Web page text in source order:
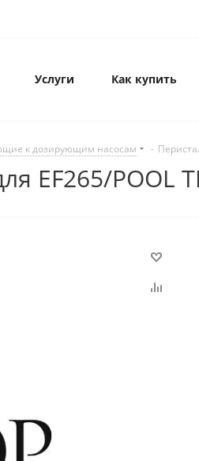
Услуги Как купить
к дозирующим насосам -
EF265/POOL